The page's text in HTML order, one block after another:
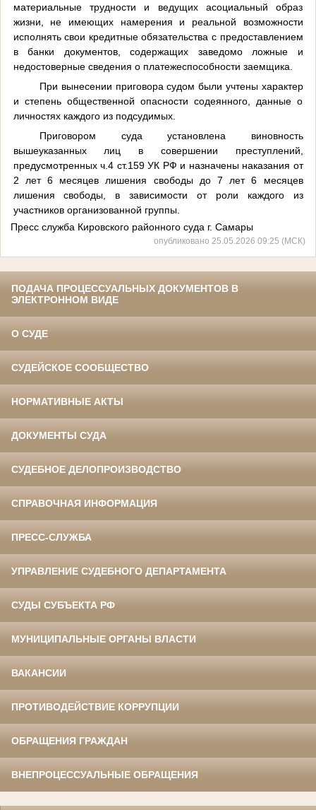
материальные трудности и ведущих асоциальный образ
жизни, не имеющих намерения и реальной возможности
исполнять свои кредитные обязательства с предоставлением
в банки документов, содержащих заведомо ложные и
недостоверные сведения о платежеспособности заемщика.
При вынесении приговора судом были учтены характер
и степень общественной опасности содеянного, данные о
личностях каждого из подсудимых.
Приговором суда установлена виновность
вышеуказанных лиц в совершении преступлений,
предусмотренных ч.4 ст.159 УК РФ и назначены наказания от
2 лет 6 месяцев лишения свободы до 7 лет 6 месяцев
лишения свободы, в зависимости от роли каждого из
участников организованной группы.
Пресс служба Кировского районного суда г. Самары
опубликовано 25.05.2026 09:25 (МСК)
ПОДАЧА ПРОЦЕССУАЛЬНЫХ ДОКУМЕНТОВ В
ЭЛЕКТРОННОМ ВИДЕ
О СУДЕ
СУДЕЙСКОЕ СООБЩЕСТВО
НОРМАТИВНЫЕ АКТЫ
ДОКУМЕНТЫ СУДА
СУДЕБНОЕ ДЕЛОПРОИЗВОДСТВО
СПРАВОЧНАЯ ИНФОРМАЦИЯ
ПРЕСС-СЛУЖБА
УПРАВЛЕНИЕ СУДЕБНОГО ДЕПАРТАМЕНТА
СУДЫ СУБЪЕКТА РФ
МУНИЦИПАЛЬНЫЕ ОРГАНЫ ВЛАСТИ
ВАКАНСИИ
ПРОТИВОДЕЙСТВИЕ КОРРУПЦИИ
ОБРАЩЕНИЯ ГРАЖДАН
ВНЕПРОЦЕССУАЛЬНЫЕ ОБРАЩЕНИЯ